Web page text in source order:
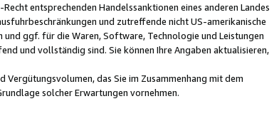
entsprechenden Handelssanktionen eines anderen Landes
und zutreffende nicht US-amerikanische
ggf. für die Waren, Software, Technologie und Leistungen
und vollständig sind. Sie können Ihre Angaben aktualisieren,
Vergütungsvolumen, das Sie im Zusammenhang mit dem
solcher Erwartungen vornehmen.